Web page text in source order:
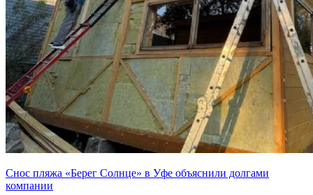
Снос пляжа «Берег Солнце» в Уфе объяснили долгами
компании